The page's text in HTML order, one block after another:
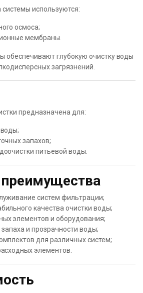
системы используются:
осмоса;
мембраны.
обеспечивают глубокую очистку воды
загрязнений.
предназначена для:
запахов;
питьевой воды.
систем фильтрации;
качества очистки воды;
элементов и оборудования;
и прозрачности воды;
для различных систем;
элементов.